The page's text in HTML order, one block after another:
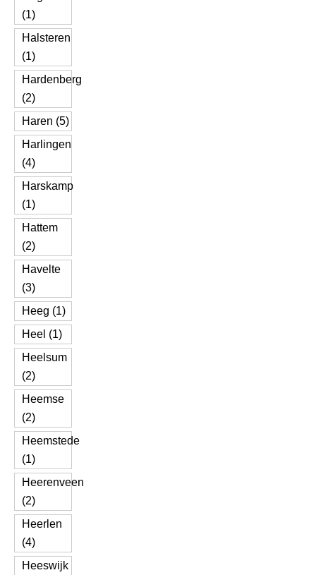
(1)
Halsteren
(1)
Hardenberg
(2)
Haren (5)
Harlingen
(4)
Harskamp
(1)
Hattem
(2)
Havelte
(3)
Heeg (1)
Heel (1)
Heelsum
(2)
Heemse
(2)
Heemstede
(1)
Heerenveen
(2)
Heerlen
(4)
Heeswijk